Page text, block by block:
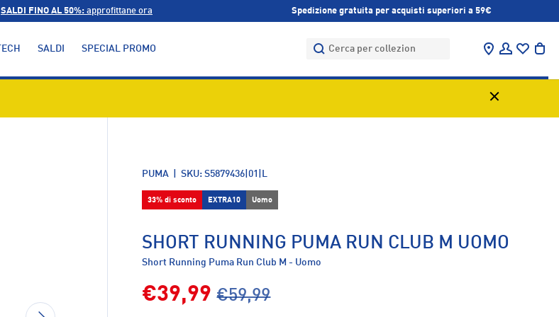
SALDI FINO AL 50%: approfittane ora Spedizione gratuita per acquisti superiori a 59€
Cerca
Cerca
Trova negozio
Accedi
TECH SALDI SPECIAL PROMO
AVANTI
PUMA |SKU: S5879436|01|L
33% di sconto EXTRA10 Uomo
SHORT RUNNING PUMA RUN CLUB M UOMO
Short Running Puma Run Club M - Uomo
€39,99€59,99